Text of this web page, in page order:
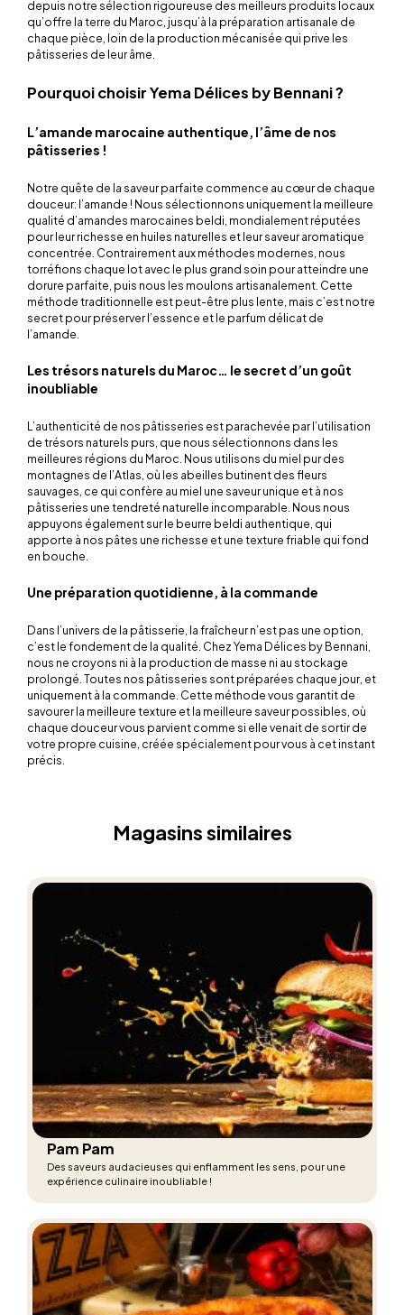
depuis notre sélection rigoureuse des meilleurs produits locaux
qu’offre la terre du Maroc, jusqu’à la préparation artisanale de
chaque pièce, loin de la production mécanisée qui prive les
pâtisseries de leur âme.
Pourquoi choisir Yema Délices by Bennani ?
L’amande marocaine authentique, l’âme de nos
pâtisseries !
Notre quête de la saveur parfaite commence au cœur de chaque
douceur: l’amande ! Nous sélectionnons uniquement la meilleure
qualité d’amandes marocaines beldi, mondialement réputées
pour leur richesse en huiles naturelles et leur saveur aromatique
concentrée. Contrairement aux méthodes modernes, nous
torréfions chaque lot avec le plus grand soin pour atteindre une
dorure parfaite, puis nous les moulons artisanalement. Cette
méthode traditionnelle est peut-être plus lente, mais c’est notre
secret pour préserver l’essence et le parfum délicat de
l’amande.
Les trésors naturels du Maroc… le secret d’un goût
inoubliable
L’authenticité de nos pâtisseries est parachevée par l’utilisation
de trésors naturels purs, que nous sélectionnons dans les
meilleures régions du Maroc. Nous utilisons du miel pur des
montagnes de l’Atlas, où les abeilles butinent des fleurs
sauvages, ce qui confère au miel une saveur unique et à nos
pâtisseries une tendreté naturelle incomparable. Nous nous
appuyons également sur le beurre beldi authentique, qui
apporte à nos pâtes une richesse et une texture friable qui fond
en bouche.
Une préparation quotidienne, à la commande
Dans l’univers de la pâtisserie, la fraîcheur n’est pas une option,
c’est le fondement de la qualité. Chez Yema Délices by Bennani,
nous ne croyons ni à la production de masse ni au stockage
prolongé. Toutes nos pâtisseries sont préparées chaque jour, et
uniquement à la commande. Cette méthode vous garantit de
savourer la meilleure texture et la meilleure saveur possibles, où
chaque douceur vous parvient comme si elle venait de sortir de
votre propre cuisine, créée spécialement pour vous à cet instant
précis.
Magasins similaires
Pam Pam
Des saveurs audacieuses qui enflamment les sens, pour une
expérience culinaire inoubliable !